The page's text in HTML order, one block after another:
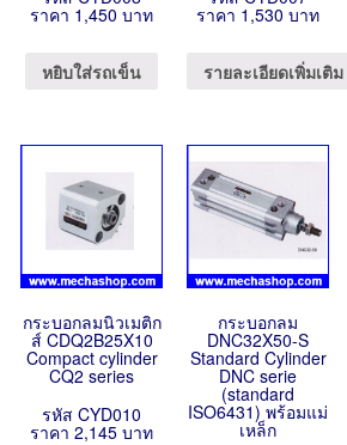
ราคา 1,450 บาท
หยิบใส่รถเข็น
ราคา 1,530 บาท
รายละเอียดเพิ่มเติม
กระบอกลมนิวเมติก
ส์ CDQ2B25X10
Compact cylinder
CQ2 series
รหัส CYD010
ราคา 2,145 บาท
กระบอกลม
DNC32X50-S
Standard Cylinder
DNC serie
(standard
ISO6431) พร้อมแม่
เหล็ก